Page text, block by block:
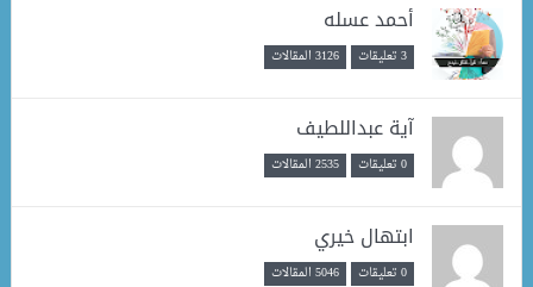
أحمد عسله
3 تعليقات 3126 المقالات
آية عبداللطيف
0 تعليقات 2535 المقالات
ابتهال خيري
0 تعليقات 5046 المقالات